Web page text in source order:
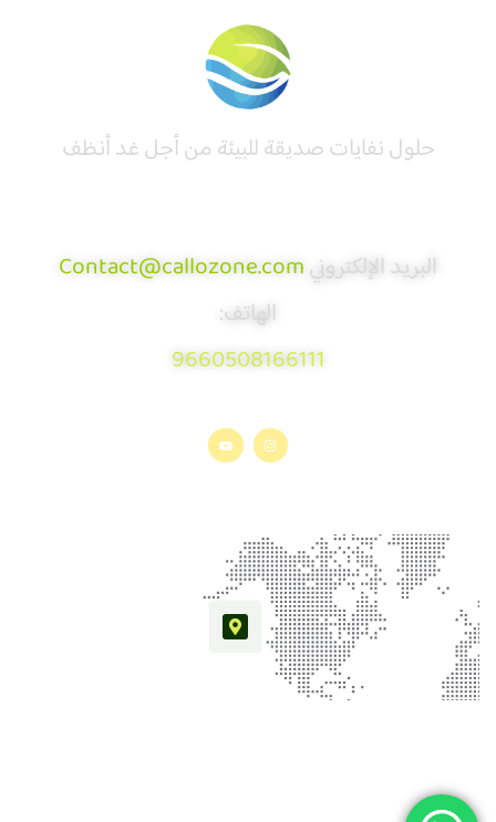
حلول نفايات صديقة للبيئة من أجل غد أنظف
البريد الإلكترونيContact@callozone.com
الهاتف:
9660508166111